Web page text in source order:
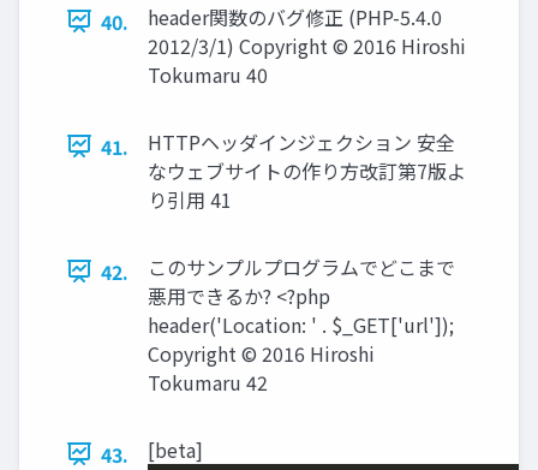
40.
header関数のバグ修正 (PHP-5.4.0
2012/3/1) Copyright © 2016 Hiroshi
Tokumaru 40
41.
HTTPヘッダインジェクション 安全
なウェブサイトの作り方改訂第7版よ
り引用 41
42.
このサンプルプログラムでどこまで
悪用できるか? <?php
header('Location: ' . $_GET['url']);
Copyright © 2016 Hiroshi
Tokumaru 42
43. [beta]